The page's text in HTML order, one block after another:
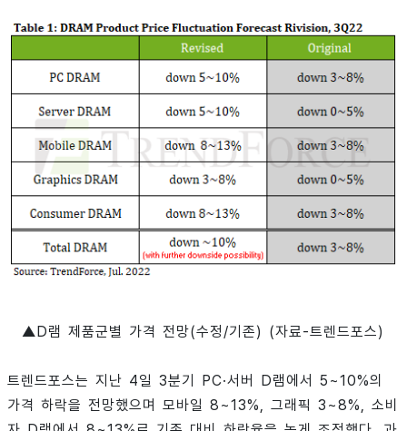
▲D램 제품군별 가격 전망(수정/기존) (자료-트렌드포스)
트렌드포스는 지난 4일 3분기 PC·서버 D램에서 5~10%의
가격 하락을 전망했으며 모바일 8~13%, 그래픽 3~8%, 소비